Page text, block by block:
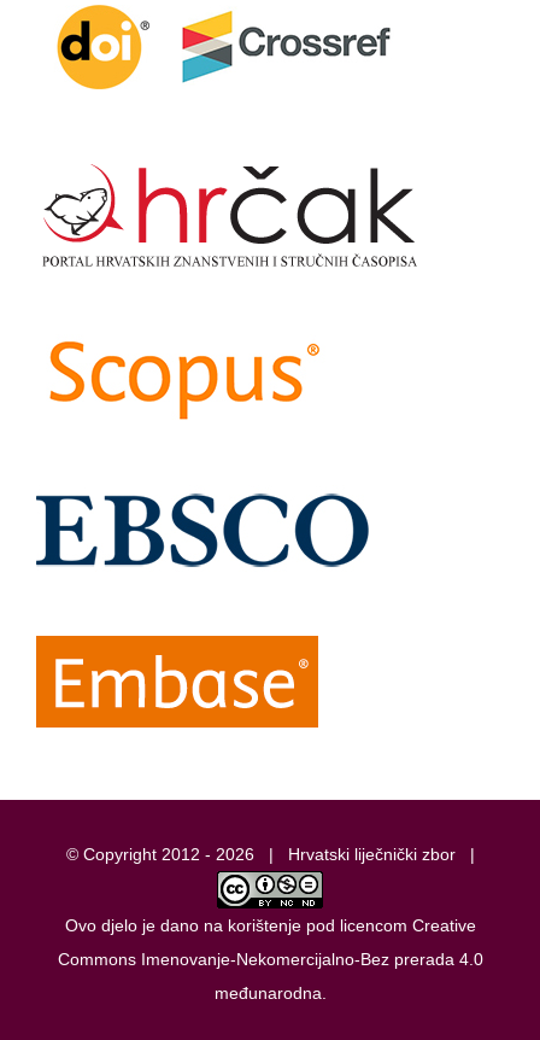
© Copyright 2012 - 2026 | Hrvatski liječnički zbor|
Ovo djelo je dano na korištenje pod licencom Creative
Commons Imenovanje-Nekomercijalno-Bez prerada 4.0
međunarodna